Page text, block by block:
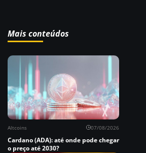
Mais conteúdos
Altcoins 07/08/2026
Cardano (ADA): até onde pode chegar
o preço até 2030?